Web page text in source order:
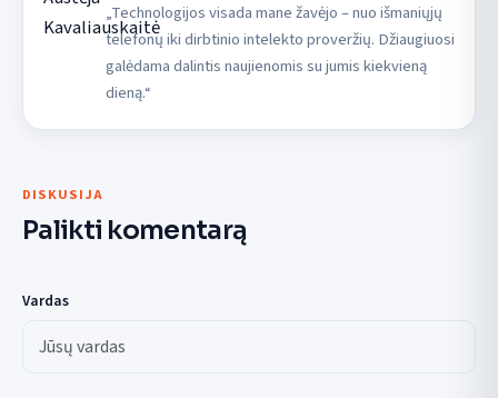
„Technologijos visada mane žavėjo – nuo išmaniųjų
telefonų iki dirbtinio intelekto proveržių. Džiaugiuosi
galėdama dalintis naujienomis su jumis kiekvieną
dieną.“
DISKUSIJA
Palikti komentarą
Vardas